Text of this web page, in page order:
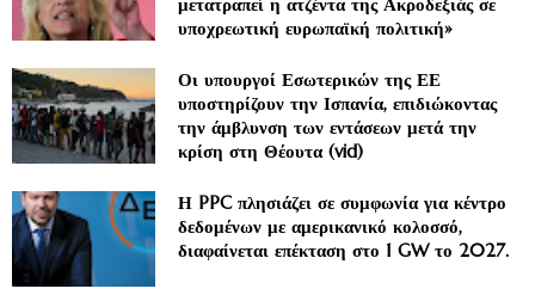
υποχρεωτική ευρωπαϊκή πολιτική»
Οι υπουργοί Εσωτερικών της ΕΕ
υποστηρίζουν την Ισπανία, επιδιώκοντας
την άμβλυνση των εντάσεων μετά την
κρίση στη Θέουτα (vid)
Η PPC πλησιάζει σε συμφωνία για κέντρο
δεδομένων με αμερικανικό κολοσσό,
διαφαίνεται επέκταση στο 1 GW το 2027.